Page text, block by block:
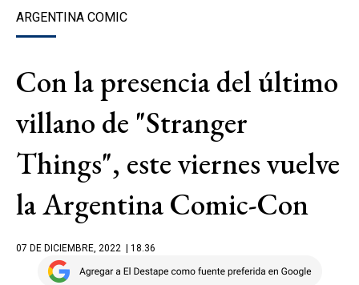
ARGENTINA COMIC
Con la presencia del último
villano de "Stranger
Things", este viernes vuelve
la Argentina Comic-Con
07 DE DICIEMBRE, 2022 | 18.36